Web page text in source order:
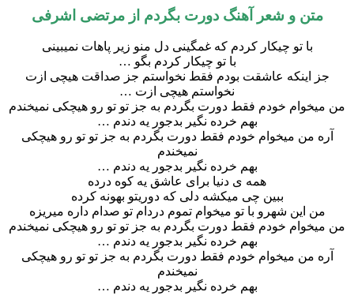
متن و شعر آهنگ دورت بگردم ازمرتضی اشرفی
با تو چیکار کردم که غمگینی دل منو زیر پاهات نمیبینی
با تو چیکار کردم بگو …
جز اینکه عاشقت بودم فقط نخواستم جز صداقت هیچی ازت
نخواستم هیچی ازت …
من میخوام خودم فقط دورت بگردم به جز تو تو رو هیچکی نمیخندم
بهم خرده نگیر بدجور یه دندم …
آره من میخوام خودم فقط دورت بگردم به جز تو تو رو هیچکی
نمیخندم
بهم خرده نگیر بدجور یه دندم …
همه ی دنیا برای عاشق یه کوه درده
ببین چی میکشه دلی که دوریتو بهونه کرده
من این شهرو با تو میخوام تموم دردام تو صدام داره میریزه
من میخوام خودم فقط دورت بگردم به جز تو تو رو هیچکی نمیخندم
بهم خرده نگیر بدجور یه دندم …
آره من میخوام خودم فقط دورت بگردم به جز تو تو رو هیچکی
نمیخندم
بهم خرده نگیر بدجور یه دندم …